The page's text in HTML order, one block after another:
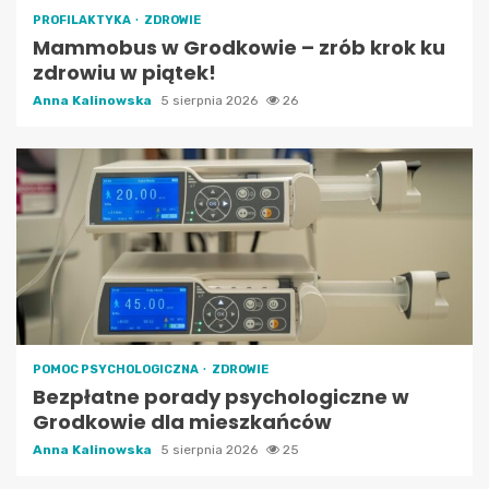
PROFILAKTYKA ZDROWIE
Mammobus w Grodkowie – zrób krok ku
zdrowiu w piątek!
Anna Kalinowska 5 sierpnia 2026 26
POMOC PSYCHOLOGICZNA ZDROWIE
Bezpłatne porady psychologiczne w
Grodkowie dla mieszkańców
Anna Kalinowska 5 sierpnia 2026 25